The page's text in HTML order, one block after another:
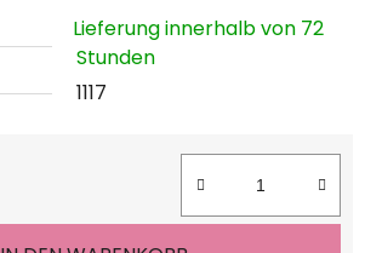
Lieferung innerhalb von 72
Stunden
1117